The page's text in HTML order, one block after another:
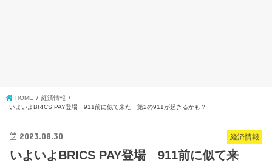
HOME
経済情報
いよいよBRICS PAY登場 911前に似て来た 第2の911が起きるかも？
経済情報
2023.08.30
いよいよBRICS PAY登場 911前に似て来